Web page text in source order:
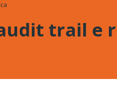
trail e